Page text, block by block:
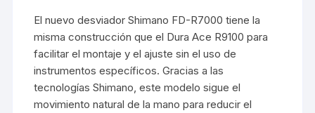
El nuevo desviador Shimano FD-R7000 tiene la
misma construcción que el Dura Ace R9100 para
facilitar el montaje y el ajuste sin el uso de
instrumentos específicos. Gracias a las
tecnologías Shimano, este modelo sigue el
movimiento natural de la mano para reducir el